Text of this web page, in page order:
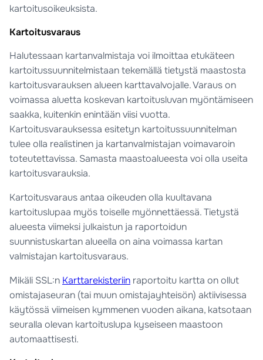
kartoitusoikeuksista.
Kartoitusvaraus
Halutessaan kartanvalmistaja voi ilmoittaa etukäteen
kartoitussuunnitelmistaan tekemällä tietystä maastosta
kartoitusvarauksen alueen karttavalvojalle. Varaus on
voimassa aluetta koskevan kartoitusluvan myöntämiseen
saakka, kuitenkin enintään viisi vuotta.
Kartoitusvarauksessa esitetyn kartoitussuunnitelman
tulee olla realistinen ja kartanvalmistajan voimavaroin
toteutettavissa. Samasta maastoalueesta voi olla useita
kartoitusvarauksia.
Kartoitusvaraus antaa oikeuden olla kuultavana
kartoituslupaa myös toiselle myönnettäessä. Tietystä
alueesta viimeksi julkaistun ja raportoidun
suunnistuskartan alueella on aina voimassa kartan
valmistajan kartoitusvaraus.
Mikäli SSL:n Karttarekisteriin raportoitu kartta on ollut
omistajaseuran (tai muun omistajayhteisön) aktiivisessa
käytössä viimeisen kymmenen vuoden aikana, katsotaan
seuralla olevan kartoituslupa kyseiseen maastoon
automaattisesti.